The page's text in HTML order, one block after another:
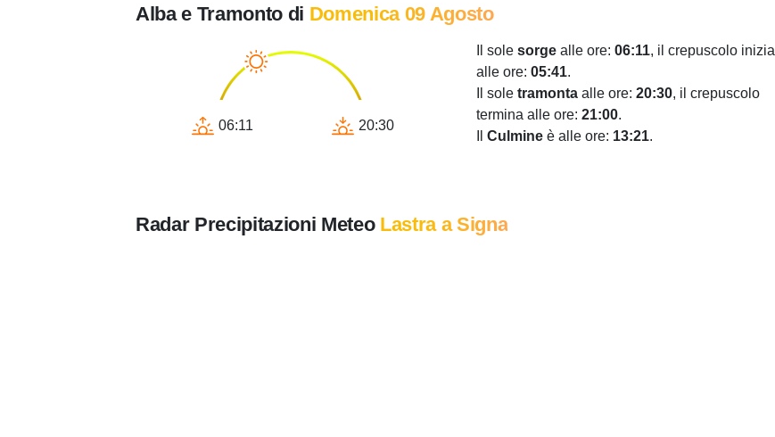
Alba e Tramonto di Domenica 09 Agosto
06:11 20:30
Il sole sorge alle ore: 06:11, il crepuscolo inizia
alle ore: 05:41.
Il sole tramonta alle ore: 20:30, il crepuscolo
termina alle ore: 21:00.
Culmine è alle ore: 13:21.
Radar Precipitazioni Meteo Lastra a Signa